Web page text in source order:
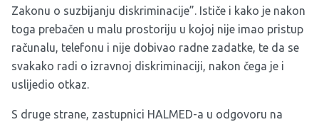
Zakonu o suzbijanju diskriminacije”. Ističe i kako je nakon
toga prebačen u malu prostoriju u kojoj nije imao pristup
računalu, telefonu i nije dobivao radne zadatke, te da se
svakako radi o izravnoj diskriminaciji, nakon čega je i
uslijedio otkaz.
S druge strane, zastupnici HALMED-a u odgovoru na